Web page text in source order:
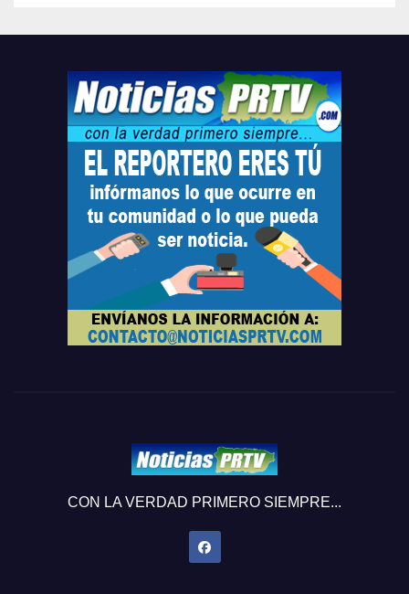
CON LA VERDAD PRIMERO SIEMPRE...